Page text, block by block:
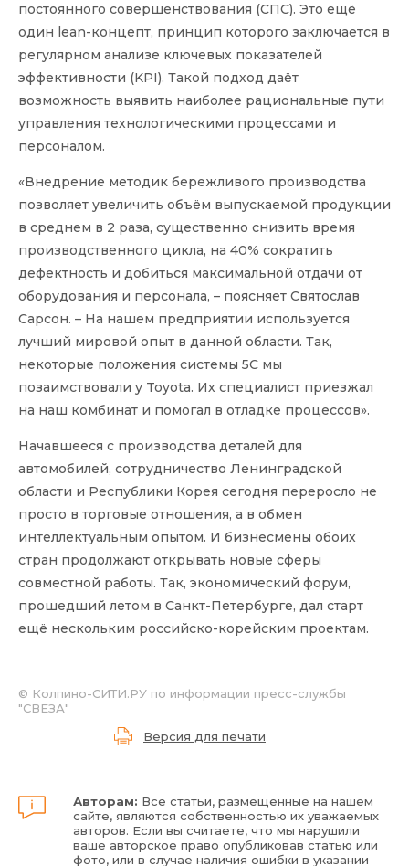
постоянного совершенствования (СПС). Это ещё
один lean-концепт, принцип которого заключается в
регулярном анализе ключевых показателей
эффективности (KPI). Такой подход даёт
возможность выявить наиболее рациональные пути
управления технологическими процессами и
персоналом.
«Внедрение методик бережливого производства
позволяет увеличить объём выпускаемой продукции
в среднем в 2 раза, существенно снизить время
производственного цикла, на 40% сократить
дефектность и добиться максимальной отдачи от
оборудования и персонала, – поясняет Святослав
Сарсон. – На нашем предприятии используется
лучший мировой опыт в данной области. Так,
некоторые положения системы 5С мы
позаимствовали у Toyota. Их специалист приезжал
на наш комбинат и помогал в отладке процессов».
Начавшееся с производства деталей для
автомобилей, сотрудничество Ленинградской
области и Республики Корея сегодня переросло не
просто в торговые отношения, а в обмен
интеллектуальным опытом. И бизнесмены обоих
стран продолжают открывать новые сферы
совместной работы. Так, экономический форум,
прошедший летом в Санкт-Петербурге, дал старт
ещё нескольким российско-корейским проектам.
© Колпино-СИТИ.РУ по информации пресс-службы
"СВЕЗА"
Версия для печати
Авторам: Все статьи, размещенные на нашем
сайте, являются собственностью их уважаемых
авторов. Если вы считаете, что мы нарушили
ваше авторское право опубликовав статью или
фото, или в случае наличия ошибки в указании